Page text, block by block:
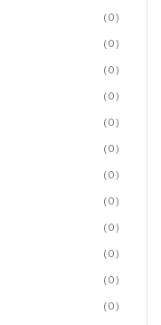
(0)
(0)
(0)
(0)
(0)
(0)
(0)
(0)
(0)
(0)
(0)
(0)